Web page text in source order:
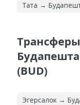
Тата →
(BUD)
Эгерсалок →